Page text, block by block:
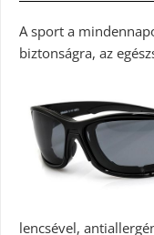
A sport a
biztonságra, az
lencsével,